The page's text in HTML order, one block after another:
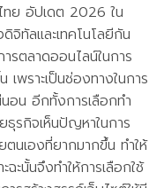
ทย อัปเดต 2026 ใน
จิทัลและเทคโนโลยีกัน
รตลาดออนไลน์ในการ
เพราะเป็นช่องทางในการ
อน อีกทั้งการเลือกทำ
ธุรกิจเห็นปัญหาในการ
นเองที่ยากมากขึ้น ทำให้
ะนั้นจึงทำให้การเลือกใช้